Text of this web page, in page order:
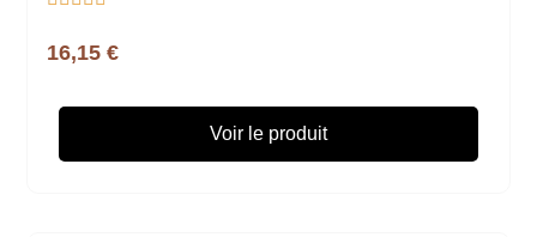
16,15 €
Voir le produit